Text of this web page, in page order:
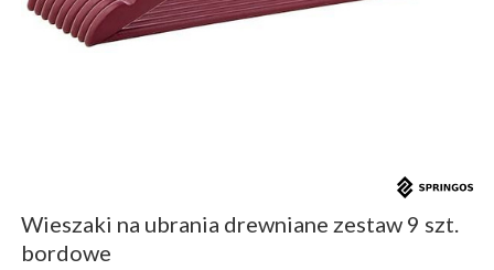
Wieszaki na ubrania drewniane zestaw 9 szt.
bordowe